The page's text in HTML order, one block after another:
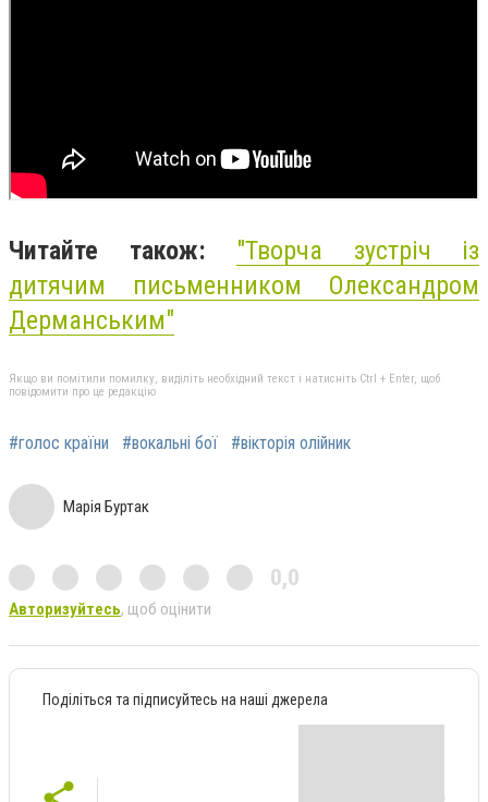
Читайте також: "Творча зустріч із
дитячим письменником Олександром
Дерманським"
Якщо ви помітили помилку, виділіть необхідний текст і натисніть Ctrl + Enter, щоб
повідомити про це редакцію
#голос країни #вокальні бої #вікторія олійник
Марія Буртак
0,0
Авторизуйтесь, щоб оцінити
Поділіться та підписуйтесь на наші джерела